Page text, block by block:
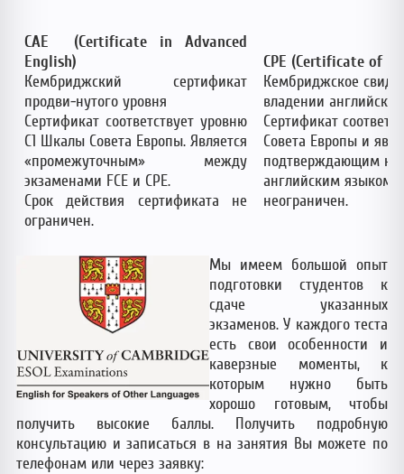
CAE
(Certificate in Advanced
English)
Кембриджский сертификат
продви-нутого уровня
Сертификат соответствует уровню
C1 Шкалы Совета Европы. Является
«промежуточным» между
экзаменами FCE и CPE.
Cрок действия сертификата не
ограничен.
CPE (Certificate of
Кембриджское
владении
Сертификат
Совета Европы и
подтверждающим
английским языком.
неограничен.
Мы имеем большой опыт
подготовки студентов к
сдаче указанных
экзаменов. У каждого теста
есть свои особенности и
каверзные моменты, к
которым нужно быть
хорошо готовым, чтобы
получить высокие баллы. Получить подробную
консультацию и записаться в на занятия Вы можете по
телефонам или через заявку: